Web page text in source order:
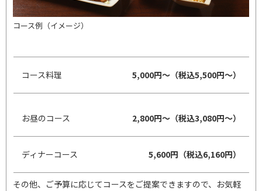
コース例（イメージ）
コース料理 5,000円～（税込5,500円～）
お昼のコース 2,800円～（税込3,080円～）
ディナーコース 5,600円（税込6,160円）
その他、ご予算に応じてコースをご提案できますので、お気軽